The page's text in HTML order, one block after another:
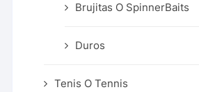
Brujitas O SpinnerBaits
Duros
Tenis O Tennis